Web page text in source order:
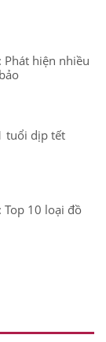
hiện nhiều
tuổi dịp tết
Top 10 loại đồ